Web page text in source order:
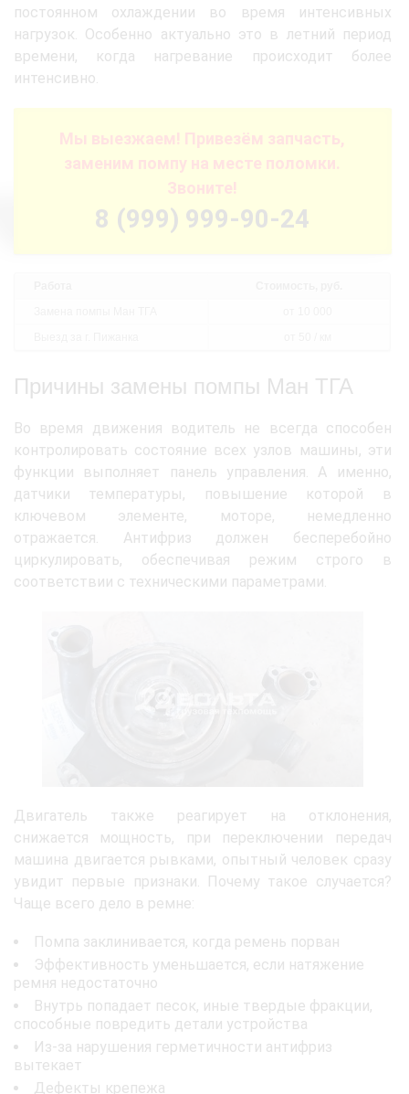
постоянном охлаждении во время интенсивных
нагрузок. Особенно актуально это в летний период
времени, когда нагревание происходит более
интенсивно.
Мы выезжаем! Привезём запчасть,
заменим помпу на месте поломки.
Звоните!
8 (999) 999-90-24
Причины замены помпы Ман ТГА
Во время движения водитель не всегда способен
контролировать состояние всех узлов машины, эти
функции выполняет панель управления. А именно,
датчики температуры, повышение которой в
ключевом элементе, моторе, немедленно
отражается. Антифриз должен бесперебойно
циркулировать, обеспечивая режим строго в
соответствии с техническими параметрами.
Двигатель также реагирует на отклонения,
снижается мощность, при переключении передач
машина двигается рывками, опытный человек сразу
увидит первые признаки. Почему такое случается?
Чаще всего дело в ремне:
Помпа заклинивается, когда ремень порван
Эффективность уменьшается, если натяжение
ремня недостаточно
Внутрь попадает песок, иные твердые фракции,
способные повредить детали устройства
Из-за нарушения герметичности антифриз
вытекает
Дефекты крепежа